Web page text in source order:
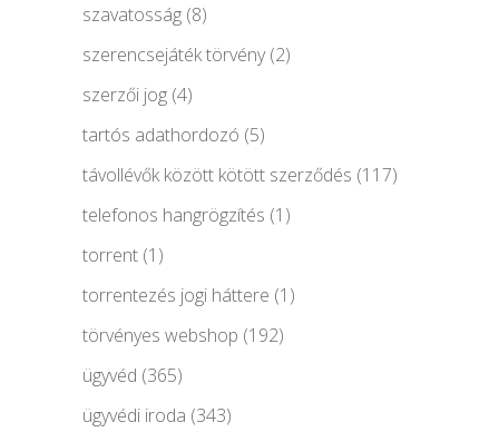
szavatosság (8)
szerencsejáték törvény(2)
szerzői jog (4)
tartós adathordozó (5)
távollévők között kötött szerződés (117)
telefonos hangrögzítés (1)
torrent (1)
torrentezés jogi háttere (1)
törvényes webshop (192)
ügyvéd (365)
ügyvédi iroda (343)